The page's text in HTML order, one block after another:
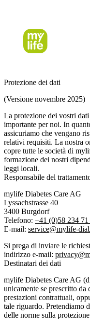
Protezione dei dati
(Versione novembre 2025)
La protezione dei vostri
importante per noi. In
assicuriamo che vengano
relativi requisiti. La nostra
copre tutte le società di
formazione dei nostri
leggi locali.
Responsabile del
mylife Diabetes Care AG
Lyssachstrasse 40
3400 Burgdorf
Telefono: +41 (0)58 234 71
E-mail: service@mylife-
Si prega di inviare le
indirizzo e-mail:
Destinatari dei dati
mylife Diabetes Care AG
unicamente se prescritto
prestazioni contrattuali,
tale riguardo. Pretendiamo
delle norme sulla